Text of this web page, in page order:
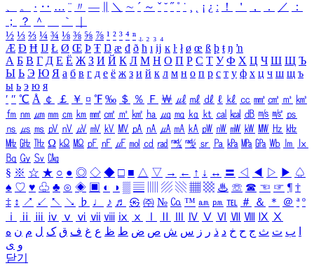
、
。 · ‥ … ¨ 〃 ― ＼ ∼ ´ ～ ˇ ˘ ˝ ˚ ˙ ¸ ¡ ¿ ː ！ ＇ ， ． ／
：
；
？ ＾ ｀
½ ⅓ ⅔ ¼ ¾ ⅛ ⅜ ⅝ ⅞ ¹ ² ³ ⁴ ⁿ ₁ ₂ ₃ ₄
Æ Ð Ħ Ĳ Ł Ø Œ Þ Ŧ Ŋ æ đ ð ħ ı ĳ ĸ ŀ ł ø œ ß þ ŧ ŋ ŉ
А Б В Г Д Е Ё Ж З И Й К Л М Н О П Р С Т У Ф Х Ц Ч Ш Щ Ъ
Ы Ь Э Ю Я а б в г д е ё ж з и й к л м н о п р с т у ф х ц ч ш щ ъ
ы ь э ю я
′ ″ ℃ Å ￠ ￡ ￥ ¤ ℉ ‰ ＄ ％ Ｆ ￦ ㎕ ㎖ ㎗ ℓ ㎘ ㏄ ㎣ ㎤ ㎥ ㎦
㎙ ㎚ ㎛ ㎜ ㎝ ㎞ ㎟ ㎠ ㎡ ㎢ ㏊ ㎍ ㎎ ㎏ ㏏ ㎈ ㎉ ㏈ ㎧ ㎨ ㎰
㎱ ㎲ ㎳ ㎴ ㎵ ㎶ ㎷ ㎸ ㎹ ㎀ ㎁ ㎂ ㎃ ㎄ ㎺ ㎻ ㎽ ㎾ ㎿ ㎐ ㎑
㎒ ㎓ ㎔ Ω ㏀ ㏁ ㎊ ㎋ ㎌ ㏖ ㏅ ㎭ ㎮ ㎯ ㏛ ㎩ ㎪ ㎫ ㎬ ㏝ ㏐
㏓
㏃ ㏉ ㏜ ㏆
§ ※ ☆ ★ ○ ● ◎ ◇ ◆ □ ■ △ ▽ → ← ↑ ↓ ↔ 〓 ◁ ◀ ▷ ▶ ♤
♠ ♡ ♥ ♧ ♣ ⊙ ◈ ▣ ◐ ◑ ▒ ▤ ▨ ▧ ▦ ▩ ♨ ☏ ☎ ☜ ☞ ¶ †
‡ ↕ ↗ ↙ ↖ ↘ ♭ ♩ ♪ ♬ ㉿ ㈜ № ㏇ ™ ㏂ ㏘ ℡ ＃ ＆ ＊ ＠ ª º
ⅰ
ⅱ ⅲ ⅳ ⅴ ⅵ ⅶ ⅷ ⅸ ⅹ Ⅳ Ⅴ Ⅵ Ⅶ Ⅷ Ⅸ Ⅹ
ب ت ث ج ح خ د ذ ر ز س ش ص ض ط ظ ع غ ف ق ک ل م ن ه
و ی
닫기